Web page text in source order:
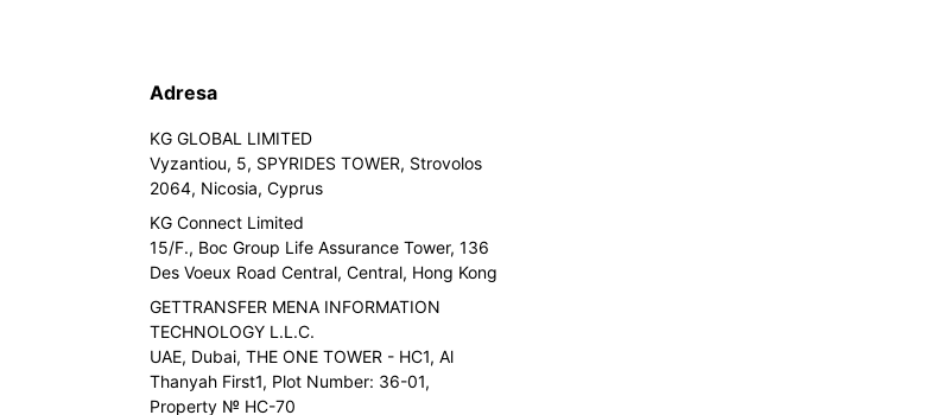
Adresa
KG GLOBAL LIMITED
Vyzantiou, 5, SPYRIDES TOWER, Strovolos
2064, Nicosia, Cyprus
KG Connect Limited
15/F., Boc Group Life Assurance Tower, 136
Des Voeux Road Central, Central, Hong Kong
GETTRANSFER MENA INFORMATION
TECHNOLOGY L.L.C.
UAE, Dubai, THE ONE TOWER - HC1, Al
Thanyah First1, Plot Number: 36-01,
Property № HC-70